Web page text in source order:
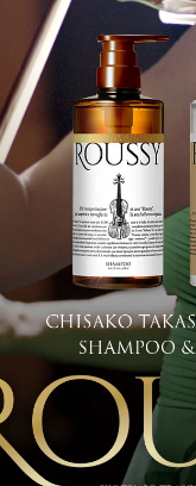
Button
高
通
高
ー
通
高
メ
通